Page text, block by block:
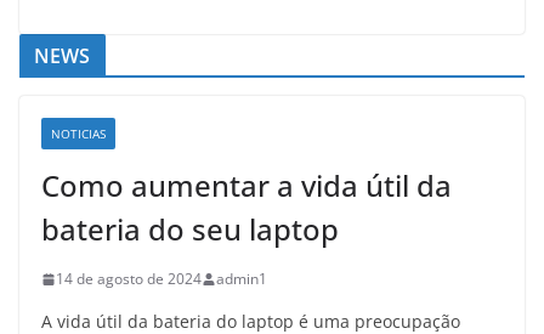
NEWS
NOTICIAS
Como aumentar a vida útil da
bateria do seu laptop
14 de agosto de 2024 admin1
A vida útil da bateria do laptop é uma preocupação